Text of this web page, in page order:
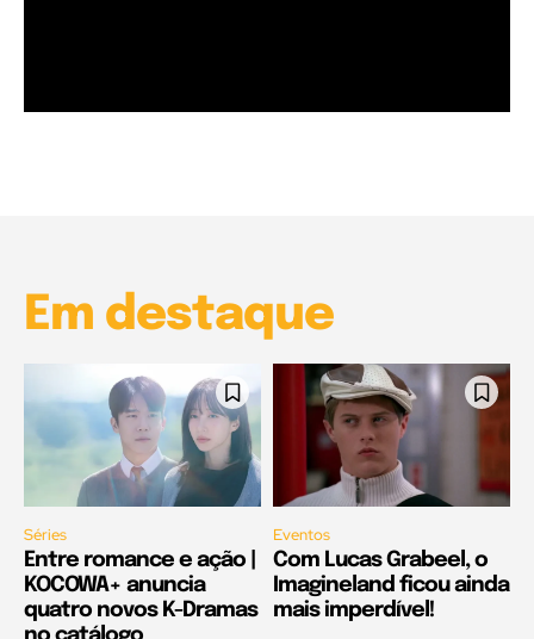
Em destaque
Séries
Entre romance e ação |
KOCOWA+ anuncia
quatro novos K-Dramas
Eventos
Com Lucas Grabeel, o
Imagineland ficou ainda
mais imperdível!